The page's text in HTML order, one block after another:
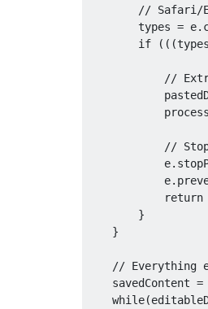
// Safari/
        types
= e.
if
(((
//
//
            e
.
            e
.
return
}
}
// Everything
    savedContent
=
while(